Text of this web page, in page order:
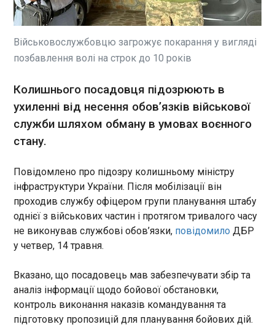
років позбавлення волі з
конфіскацією майна
засуджено колишню голову
обласної медико-соціальної
експертної комісії одного із
експертизи Донеччини. Про
це повідомила пресслужба
Офісу генерального
прокурора в четвер, 13
працювала у Хмельницькому
та розглядала питання
встановлення груп
інвалідності внутрішньо
переміщеним особам і
жителям тимчасово
чоловік звернувся до
установи для встановлення
інвалідності. Під час
спілкування посадовиця
зазначила, що встановлення
В Латвії відпустили ексміністра сільського
господарства, він заперечує своє
затримання
14:03:15
Колишній міністр сільського господарства
Латвії Армандс Краузе називає публічні заяви
про те, що його затримали в четвер вранці,
"абсолютною нісенітницею". Про це, як пише
"Європейська правда", повідомляє портал Delfi .
ЧИТАТЬ
за вихід у півфінал
14:01:30
Авторитетне видання As розкрило, скільки
пропонував Флорентіно Перес кожному гравцю
Військовослужбовцю загрожує покарання у вигляді
позбавлення волі на строк до 10 років
Колишнього посадовця підозрюють в
ухиленні від несення обов’язків військової
служби шляхом обману в умовах воєнного
стану.
Повідомлено про підозру колишньому міністру
інфраструктури України. Після мобілізації він
проходив службу офіцером групи планування штабу
однієї з військових частин і протягом тривалого часу
не виконував службові обов’язки, повідомило ДБР
у четвер, 14 травня.
Вказано, що посадовець мав забезпечувати збір та
аналіз інформації щодо бойової обстановки,
контроль виконання наказів командування та
підготовку пропозицій для планування бойових дій.